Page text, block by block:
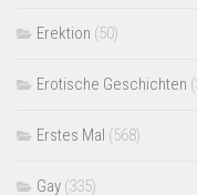
Erektion (50)
Erotische Geschichten
Erstes Mal (568)
Gay (335)